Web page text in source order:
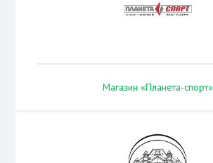
Магазин «Планета-спорт»